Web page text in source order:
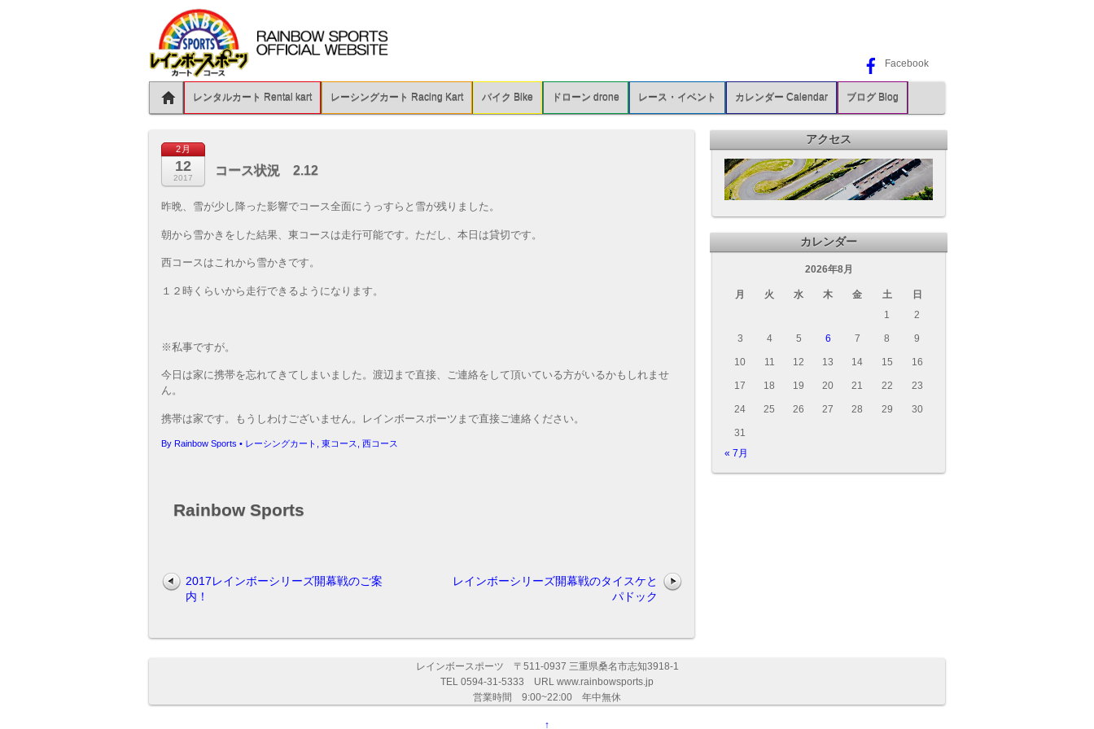
Facebook
レンタルカート Rental kart レーシングカート Racing Kart バイク Bike ドローン drone レース・イベント カレンダー Calendar ブログ Blog
2月
12
2017
コース状況 2.12
昨晩、雪が少し降った影響でコース全面にうっすらと雪が残りました。
朝から雪かきをした結果、東コースは走行可能です。ただし、本日は貸切です。
西コースはこれから雪かきです。
１２時くらいから走行できるようになります。
※私事ですが。
今日は家に携帯を忘れてきてしまいました。渡辺まで直接、ご連絡をして頂いている方がいるかもしれませ
ん。
携帯は家です。もうしわけございません。レインボースポーツまで直接ご連絡ください。
By Rainbow Sports • レーシングカート 東コース 西コース
Rainbow Sports
2017レインボーシリーズ開幕戦のご案
内！
レインボーシリーズ開幕戦のタイスケと
パドック
アクセス
カレンダー
2026年8月
月 火 水 木 金 土
日
1
2
3 4 5 6 7 8 9
10 11 12 13 14 15 16
17 18 19 20 21 22 23
24 25 26 27 28 29 30
31
« 7月
レインボースポーツ 〒511-0937 三重県桑名市志知3918-1
TEL 0594-31-5333 URL www.rainbowsports.jp
営業時間 9:00~22:00 年中無休
↑